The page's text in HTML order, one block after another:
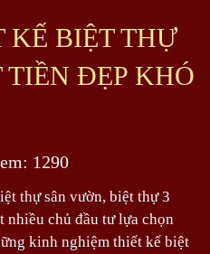
KẾ BIỆT THỰ
ĐẸP KHÓ
1290
thự sân vườn, biệt thự 3
nhiều chủ đầu tư lựa chọn
kinh nghiệm thiết kế biệt